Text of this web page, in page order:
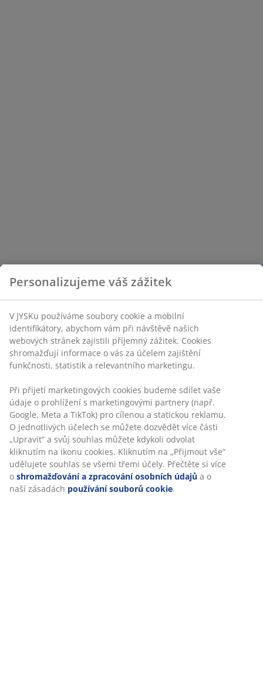
Personalizujeme váš zážitek
V JYSKu používáme soubory cookie a mobilní
identifikátory, abychom vám při návštěvě našich
webových stránek zajistili příjemný zážitek. Cookies
shromažďují informace o vás za účelem zajištění
funkčnosti, statistik a relevantního marketingu.
Při přijetí marketingových cookies budeme sdílet vaše
údaje o prohlížení s marketingovými partnery (např.
Google, Meta a TikTok) pro cílenou a statickou reklamu.
O jednotlivých účelech se můžete dozvědět více části
„Upravit“ a svůj souhlas můžete kdykoli odvolat
kliknutím na ikonu cookies. Kliknutím na „Přijmout vše“
udělujete souhlas se všemi třemi účely. Přečtěte si více
o shromažďování a zpracování osobních údajů a o
naší zásadách používání souborů cookie.